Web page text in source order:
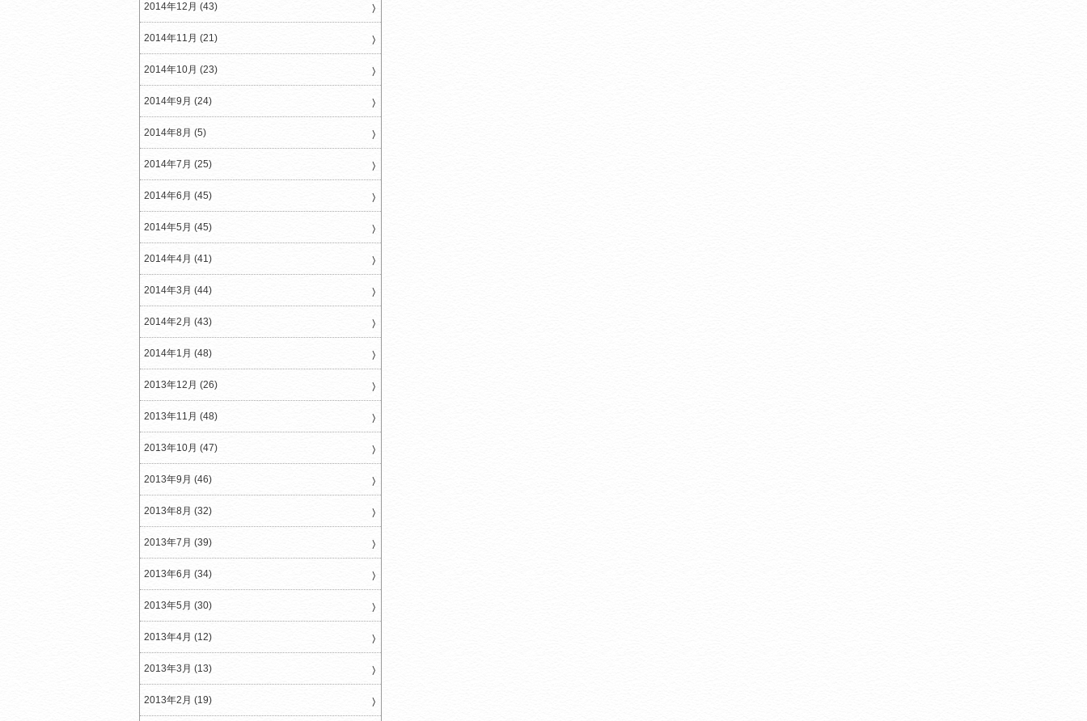
2014年12月 (43)
2014年11月 (21)
2014年10月 (23)
2014年9月 (24)
2014年8月 (5)
2014年7月 (25)
2014年6月 (45)
2014年5月 (45)
2014年4月 (41)
2014年3月 (44)
2014年2月 (43)
2014年1月 (48)
2013年12月 (26)
2013年11月 (48)
2013年10月 (47)
2013年9月 (46)
2013年8月 (32)
2013年7月 (39)
2013年6月 (34)
2013年5月 (30)
2013年4月 (12)
2013年3月 (13)
2013年2月 (19)